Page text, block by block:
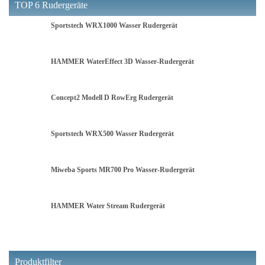
TOP 6 Rudergeräte
Sportstech WRX1000 Wasser Rudergerät
HAMMER WaterEffect 3D Wasser-Rudergerät
Concept2 Modell D RowErg Rudergerät
Sportstech WRX500 Wasser Rudergerät
Miweba Sports MR700 Pro Wasser-Rudergerät
HAMMER Water Stream Rudergerät
Produktfilter